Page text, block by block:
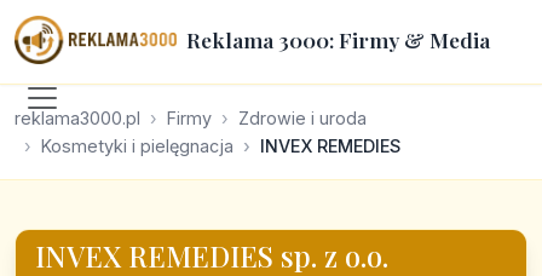
Reklama 3000: Firmy & Media
reklama3000.pl Firmy
Zdrowie i uroda
Kosmetyki i pielęgnacja
INVEX REMEDIES
INVEX REMEDIES sp. z o.o.